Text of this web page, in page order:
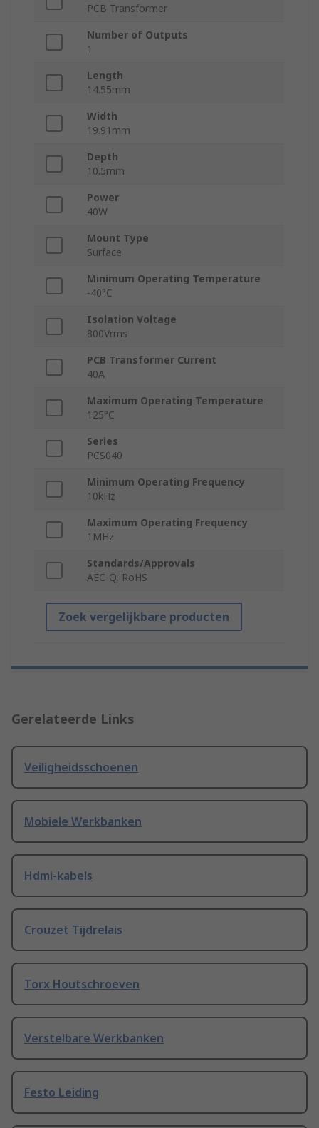
PCB Transformer
Number of Outputs
1
Length
14.55mm
Width
19.91mm
Depth
10.5mm
Power
40W
Mount Type
Surface
Minimum Operating Temperature
-40°C
Isolation Voltage
800Vrms
PCB Transformer Current
40A
Maximum Operating Temperature
125°C
Series
PCS040
Minimum Operating Frequency
10kHz
Maximum Operating Frequency
1MHz
Standards/Approvals
AEC-Q, RoHS
Zoek vergelijkbare producten
Gerelateerde Links
Veiligheidsschoenen
Mobiele Werkbanken
Hdmi-kabels
Crouzet Tijdrelais
Torx Houtschroeven
Verstelbare Werkbanken
Festo Leiding